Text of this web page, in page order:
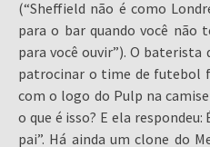
(“Sheffield não é como
para o bar quando você não
para você ouvir”). O baterista
patrocinar o time de futebol
com o logo do Pulp na
o que é isso? E ela
pai”. Há ainda um clone do